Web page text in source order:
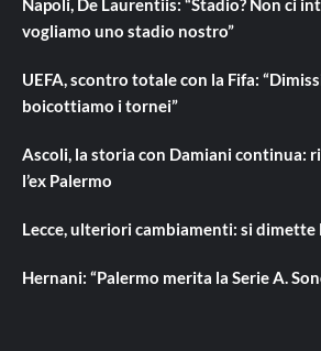
Napoli, De Laurentiis: “Stadio? Non ci
vogliamo uno stadio nostro”
UEFA, scontro totale con la Fifa:
boicottiamo i tornei”
Ascoli, la storia con Damiani continua:
l’ex Palermo
Lecce, ulteriori cambiamenti: si dimette
Hernani: “Palermo merita la Serie A.